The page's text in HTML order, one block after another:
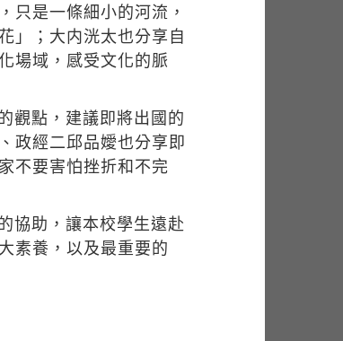
只是一條細小的河流，
」；大内洸太也分享自
場域，感受文化的脈
觀點，建議即將出國的
政經二邱品嬡也分享即
不要害怕挫折和不完
協助，讓本校學生遠赴
素養，以及最重要的